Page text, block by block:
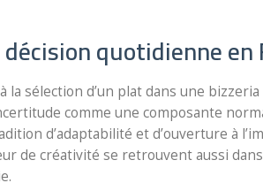
quotidienne en
la sélection d’un plat dans une
comme une composante
d’adaptabilité et d’ouverture à
de créativité se retrouvent aussi